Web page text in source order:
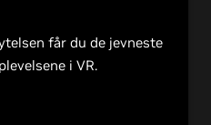
får du de jevneste
i VR.